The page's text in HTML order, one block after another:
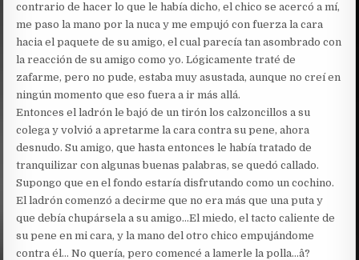
contrario de hacer lo que le había dicho, el chico se acercó a mí,
me paso la mano por la nuca y me empujó con fuerza la cara
hacia el paquete de su amigo, el cual parecía tan asombrado con
la reacción de su amigo como yo. Lógicamente traté de
zafarme, pero no pude, estaba muy asustada, aunque no creí en
ningún momento que eso fuera a ir más allá.
Entonces el ladrón le bajó de un tirón los calzoncillos a su
colega y volvió a apretarme la cara contra su pene, ahora
desnudo. Su amigo, que hasta entonces le había tratado de
tranquilizar con algunas buenas palabras, se quedó callado.
Supongo que en el fondo estaría disfrutando como un cochino.
El ladrón comenzó a decirme que no era más que una puta y
que debía chupársela a su amigo…El miedo, el tacto caliente de
su pene en mi cara, y la mano del otro chico empujándome
contra él… No quería, pero comencé a lamerle la polla…â?